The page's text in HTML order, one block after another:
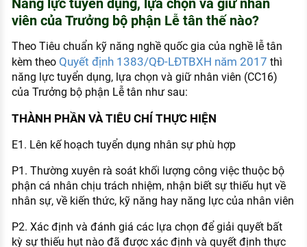
Năng lực tuyển dụng, lựa chọn và giữ nhân
viên của Trưởng bộ phận Lễ tân thế nào?
Theo Tiêu chuẩn kỹ năng nghề quốc gia của nghề lễ tân
kèm theo Quyết định 1383/QĐ-LĐTBXH năm 2017 thì
năng lực tuyển dụng, lựa chọn và giữ nhân viên (CC16)
của Trưởng bộ phận Lễ tân như sau:
THÀNH PHẦN VÀ TIÊU CHÍ THỰC HIỆN
E1. Lên kế hoạch tuyển dụng nhân sự phù hợp
P1. Thường xuyên rà soát khối lượng công việc thuộc bộ
phận cá nhân chịu trách nhiệm, nhận biết sự thiếu hụt về
nhân sự, về kiến thức, kỹ năng hay năng lực của nhân viên
P2. Xác định và đánh giá các lựa chọn để giải quyết bất
kỳ sự thiếu hụt nào đã được xác định và quyết định thực